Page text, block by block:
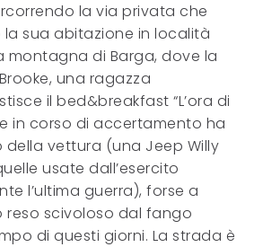
la via privata che
sua abitazione in località
montagna di Barga, dove la
una ragazza
il bed&breakfast “L’ora di
in corso di accertamento ha
della vettura (una Jeep Willy
usate dall’esercito
l’ultima guerra), forse a
scivoloso dal fango
di questi giorni. La strada è